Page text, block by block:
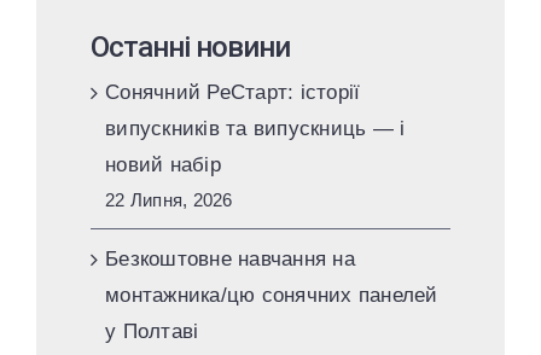
Останні новини
Сонячний РеСтарт: історії
випускників та випускниць — і
новий набір
22 Липня, 2026
Безкоштовне навчання на
монтажника/цю сонячних панелей
у Полтаві